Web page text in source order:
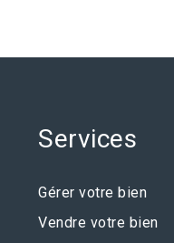
Services
Gérer votre bien
Vendre votre bien